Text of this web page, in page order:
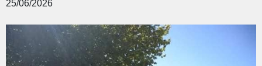
25/06/2026